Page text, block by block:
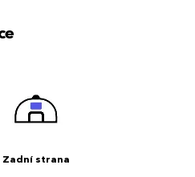
Zadní strana